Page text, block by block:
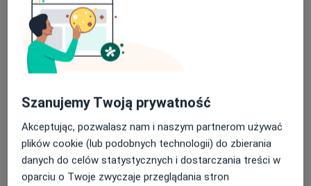
Adres
Klinika N Medic
aleja Kompozytorów Polskich 3,
Powiększ mapęotwiera się w nowej karcie
Dostępność
Pokaż kalendarz
Szanujemy Twoją prywatność
Akceptując, pozwalasz nam i naszym partnerom używać
plików cookie (lub podobnych technologii) do zbierania
danych do celów statystycznych i dostarczania treści w
oparciu o Twoje zwyczaje przeglądania stron